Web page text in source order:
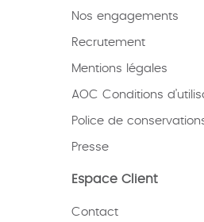
Nos engagements
Recrutement
Mentions légales
AOC Conditions
Police de
Presse
Espace Client
Contact